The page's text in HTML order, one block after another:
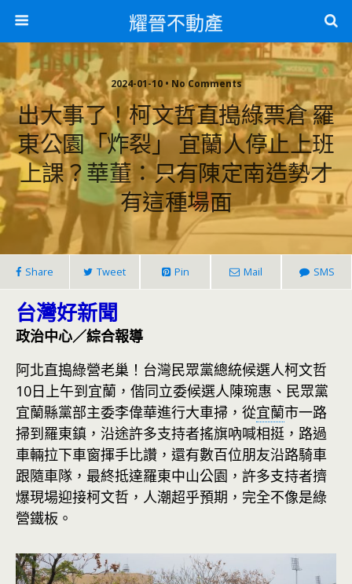
耀晉不動產
2024-01-10 • No Comments
出大事了！柯文哲直搗綠票倉 羅
東公園「炸裂」 宜蘭人停止上班
上課？華董：只有陳定南造勢才
有這種場面
Share Tweet Pin Mail SMS
台灣好新聞
政治中心／綜合報導
阿北直搗綠營老巢！台灣民眾黨總統候選人柯文哲
10日上午到宜蘭，偕同立委候選人陳琬惠、民眾黨
宜蘭縣黨部主委李偉華進行大車掃，從宜蘭市一路
掃到羅東鎮，沿途許多支持者搖旗吶喊相挺，路過
車輛拉下車窗揮手比讚，還有數百位朋友沿路騎車
跟隨車隊，最終抵達羅東中山公園，許多支持者擠
爆現場迎接柯文哲，人潮超乎預期，完全不像是綠
營鐵板。